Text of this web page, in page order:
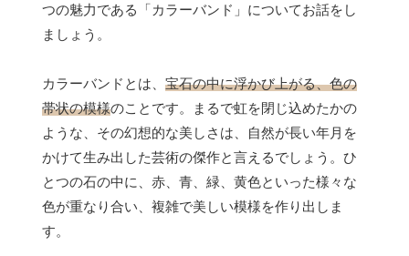
つの魅力である「カラーバンド」についてお話をし
ましょう。
カラーバンドとは、 宝石の中に浮かび上がる、色の
帯状の模様のことです。まるで虹を閉じ込めたかの
ような、その幻想的な美しさは、自然が長い年月を
かけて生み出した芸術の傑作と言えるでしょう。ひ
とつの石の中に、赤、青、緑、黄色といった様々な
色が重なり合い、複雑で美しい模様を作り出しま
す。